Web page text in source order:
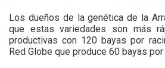
Los dueños de la genética de la
que estas variedades son más
productivas con 120 bayas por
Red Globe que produce 60 bayas por